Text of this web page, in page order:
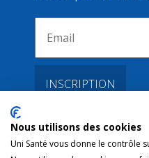
Liens
Nous utilisons des cookies
Uni Santé vous donne le contrôle